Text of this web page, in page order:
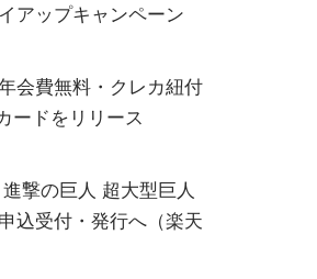
アップキャンペーン
会費無料・クレカ紐付
ードをリリース
進撃の巨人 超大型巨人
込受付・発行へ（楽天